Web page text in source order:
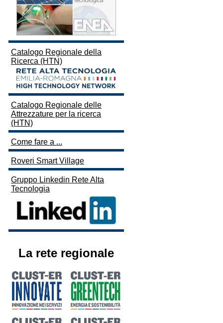
Catalogo Regionale della
Ricerca (HTN)
Catalogo Regionale delle
Attrezzature per la ricerca
(HTN)
Come fare a ...
Roveri Smart Village
Gruppo Linkedin Rete Alta
Tecnologia
La rete regionale